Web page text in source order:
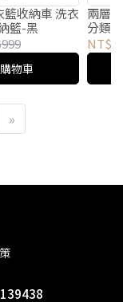
籃收納車 洗衣
籃-黑
物車
兩層
分類
白
»